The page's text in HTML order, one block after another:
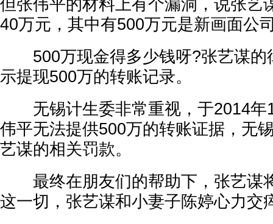
但张伟平的材料上有个漏洞，说张艺
40万元，其中有500万元是新画面公
500万现金得多少钱呀?张艺谋的
示提现500万的转账记录。
无锡计生委非常重视，于2014年
伟平无法提供500万的转账证据，无
艺谋的相关罚款。
最终在朋友们的帮助下，张艺谋
这一切，张艺谋和小妻子陈婷心力交